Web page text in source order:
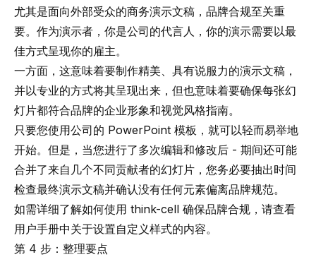
尤其是面向外部受众的商务演示文稿， 品牌合规至关重
要。作为演示者，你是公司的代言人，你的演示需要以最
佳方式呈现你的雇主。
一方面，这意味着要制作精美、具有说服力的演示文稿，
并以专业的方式将其呈现出来，但也意味着要确保每张幻
灯片都符合品牌的企业形象和视觉风格指南。
只要您使用公司的 PowerPoint 模板，就可以轻而易举地
开始。但是，当您进行了多次编辑和修改后 - 期间还可能
合并了来自几个不同贡献者的幻灯片，您务必要抽出时间
检查最终演示文稿并确认没有任何元素偏离品牌规范。
如需详细了解如何使用 think-cell 确保品牌合规，请查看
用户手册中关于设置自定义样式的内容。
第 4 步：整理要点